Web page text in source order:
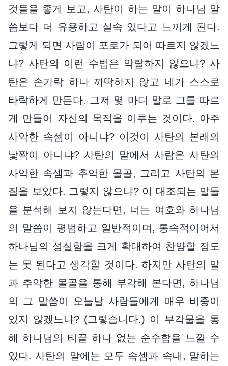
것들을 좋게 보고, 사탄이 하는 말이 하나님 말
씀보다 더 유용하고 실속 있다고 느끼게 된다.
그렇게 되면 사람이 포로가 되어 따르지 않겠느
냐? 사탄의 이런 수법은 악랄하지 않으냐? 사
탄은 손가락 하나 까딱하지 않고 네가 스스로
타락하게 만든다. 그저 몇 마디 말로 그를 따르
게 만들어 자신의 목적을 이루는 것이다. 아주
사악한 속셈이 아니냐? 이것이 사탄의 본래의
낯짝이 아니냐? 사탄의 말에서 사람은 사탄의
사악한 속셈과 추악한 몰골, 그리고 사탄의 본
질을 보았다. 그렇지 않으냐? 이 대조되는 말들
을 분석해 보지 않는다면, 너는 여호와 하나님
의 말씀이 평범하고 일반적이며, 통속적이어서
하나님의 성실함을 크게 확대하여 찬양할 정도
는 못 된다고 생각할 것이다. 하지만 사탄의 말
과 추악한 몰골을 통해 부각해 본다면, 하나님
의 그 말씀이 오늘날 사람들에게 매우 비중이
있지 않겠느냐? (그렇습니다.) 이 부각물을 통
해 하나님의 티끌 하나 없는 순수함을 느낄 수
있다. 사탄의 말에는 모두 속셈과 속내, 말하는